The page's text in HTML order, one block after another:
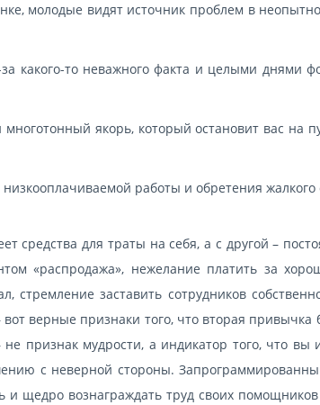
молодые видят источник проблем в
какого-то неважного факта и целыми днями
якорь, который остановит вас на
работы и обретения жалкого
средства для траты на себя, а с другой –
«распродажа», нежелание платить за
стремление заставить сотрудников
верные признаки того, что вторая привычка
признак мудрости, а индикатор того, что вы
с неверной стороны.
и щедро вознаграждать труд своих